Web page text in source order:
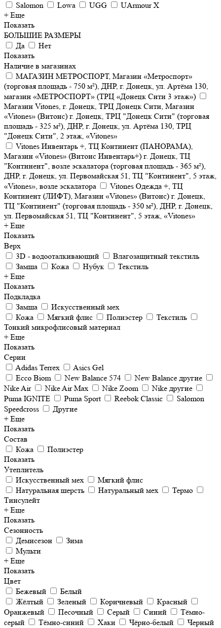
Salomon
Lowa UGG
UArmour X
+ Еще
Показать
БОЛЬШИЕ РАЗМЕРЫ
Да
Нет
Показать
Наличие в магазинах
МАГАЗИН МЕТРОСПОРТ, Магазин «Метроспорт»
(торговая площадь - 750 м²), ДНР, г. Донецк, ул. Артёма 130,
магазин «МЕТРОСПОРТ» (ТРЦ «Донецк Сити 3 этаж»)
Магазин Vitones, г. Донецк, ТРЦ Донецк Сити, Магазин
«Vitones» (Витонс) г. Донецк, ТРЦ "Донецк Сити" (торговая
площадь - 325 м²), ДНР, г. Донецк, ул. Артёма 130, ТРЦ
"Донецк Сити", 2 этаж, «Vitones»
Vitones Инвентарь +, ТЦ Континент (ПАНОРАМА),
Магазин «Vitones» (Витонс Инвентарь+) г. Донецк, ТЦ
"Континент", возле эскалатора (торговая площадь - 365 м²),
ДНР, г. Донецк, ул. Первомайская 51, ТЦ "Континент", 5 этаж,
«Vitones», возле эскалатора
Vitones Одежда +, ТЦ
Континент (ЛИФТ), Магазин «Vitones» (Витонс) г. Донецк,
ТЦ "Континент" (торговая площадь - 350 м²), ДНР, г. Донецк,
ул. Первомайская 51, ТЦ "Континент", 5 этаж, «Vitones»
+ Еще
Показать
Верх
3D - водооталкивающий
Влагозащитный текстиль
Замша
Кожа Нубук
Текстиль
+ Еще
Показать
Подкладка
Замша
Искусственный мех
Кожа
Мягкий флис Полиэстер
Текстиль
Тонкий микрофлисовый материал
+ Еще
Показать
Серии
Adidas Terrex
Asics Gel
Ecco Biom
New Balance 574
New Balance другие
Nike Air
Nike Air Max Nike Zoom
Nike другие
Puma IGNITE
Puma Sport Reebok Classic
Salomon
Speedcross
Другие
+ Еще
Показать
Состав
Кожа
Полиэстер
Показать
Утеплитель
Искусственный мех
Мягкий флис
Натуральная шерсть
Натуральный мех
Термо
Тинсулейт
+ Еще
Показать
Сезонность
Демисезон
Зима
Мульти
+ Еще
Показать
Цвет
Бежевый
Белый
Жёлтый
Зеленый Коричневый
Красный
Оранжевый
Песочный Серый Синий
Тёмно-
серый
Тёмно-синий Хаки Чёрно-белый
Черный